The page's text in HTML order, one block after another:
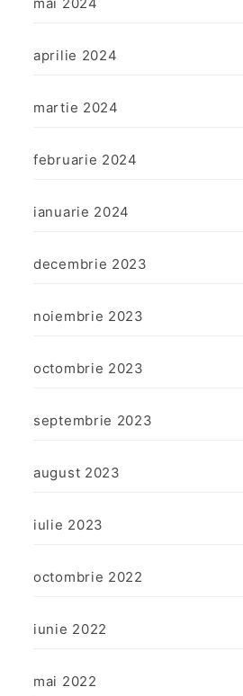
mai 2024
aprilie 2024
martie 2024
februarie 2024
ianuarie 2024
decembrie 2023
noiembrie 2023
octombrie 2023
septembrie 2023
august 2023
iulie 2023
octombrie 2022
iunie 2022
mai 2022